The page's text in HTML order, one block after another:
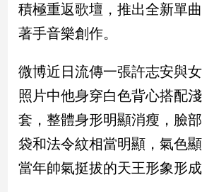
品
觀
民
調
國
會
點
積極重返歌壇，推出全新單
著手音樂創作。
微博近日流傳一張許志安與
照片中他身穿白色背心搭配
套，整體身形明顯消瘦，臉
袋和法令紋相當明顯，氣色
當年帥氣挺拔的天王形象形成